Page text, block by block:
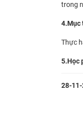
trong
4.Mục
Thực
5.Học
28-